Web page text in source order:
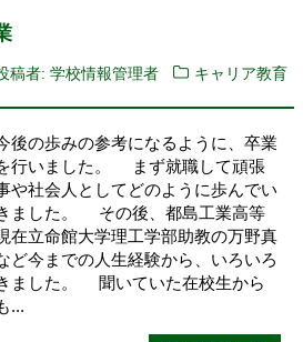
稿者: 学校情報管理者
キャリア教育
の歩みの参考になるように、卒業
行いました。 まず就職して頑張
や社会人としてどのように歩んでい
ました。 その後、都島工業高等
在立命館大学理工学部助教の万野真
ど今までの人生経験から、いろいろ
ました。 聞いていた在校生から
...